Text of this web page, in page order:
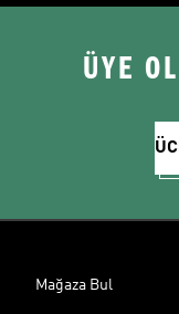
ÜYE
Mağaza Bul